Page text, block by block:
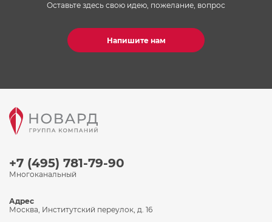
Оставьте здесь свою идею, пожелание, вопрос
Напишите нам
+7 (495) 781-79-90
Многоканальный
Адрес
Москва, Институтский переулок, д. 16